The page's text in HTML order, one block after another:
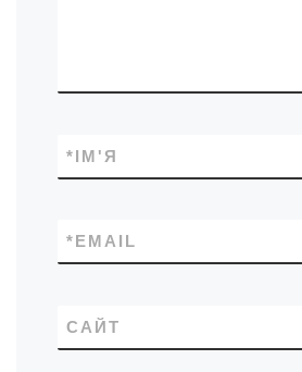
ІМ'Я
*
EMAIL
*
САЙТ